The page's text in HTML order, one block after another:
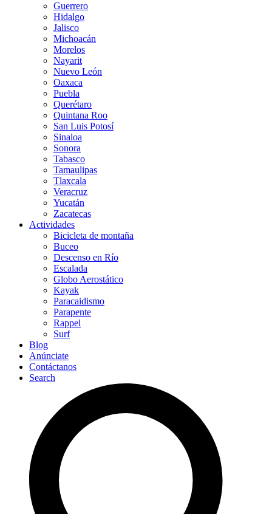
Guerrero
Hidalgo
Jalisco
Michoacán
Morelos
Nayarit
Nuevo León
Oaxaca
Puebla
Querétaro
Quintana Roo
San Luis Potosí
Sinaloa
Sonora
Tabasco
Tamaulipas
Tlaxcala
Veracruz
Yucatán
Zacatecas
Actividades
Bicicleta de montaña
Buceo
Descenso en Río
Escalada
Globo Aerostático
Kayak
Paracaidismo
Parapente
Rappel
Surf
Blog
Anúnciate
Contáctanos
Search